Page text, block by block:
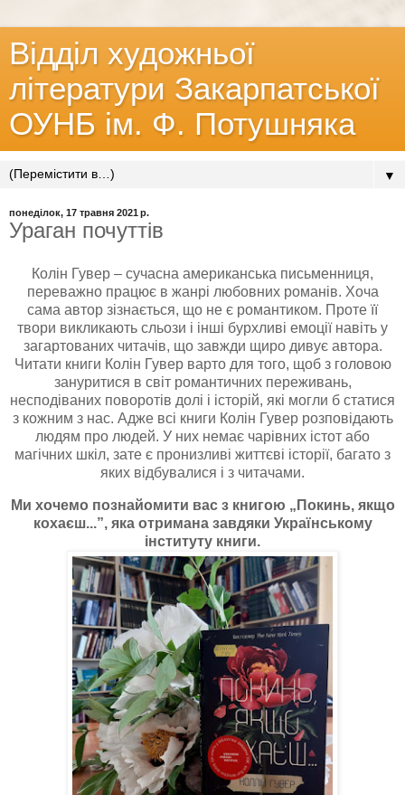
Відділ художньої
літератури Закарпатської
ОУНБ ім. Ф. Потушняка
▼
понеділок, 17 травня 2021 р.
Ураган почуттів
Колін Гувер – сучасна американська письменниця,
переважно працює в жанрі любовних романів. Хоча
сама автор зізнається, що не є романтиком. Проте її
твори викликають сльози і інші бурхливі емоції навіть у
загартованих читачів, що завжди щиро дивує автора.
Читати книги Колін Гувер варто для того, щоб з головою
зануритися в світ романтичних переживань,
несподіваних поворотів долі і історій, які могли б статися
з кожним з нас. Адже всі книги Колін Гувер розповідають
людям про людей. У них немає чарівних істот або
магічних шкіл, зате є пронизливі життєві історії, багато з
яких відбувалися і з читачами.
Ми хочемо познайомити вас з книгою „Покинь, якщо
кохаєш...”, яка отримана завдяки Українському
інституту книги.